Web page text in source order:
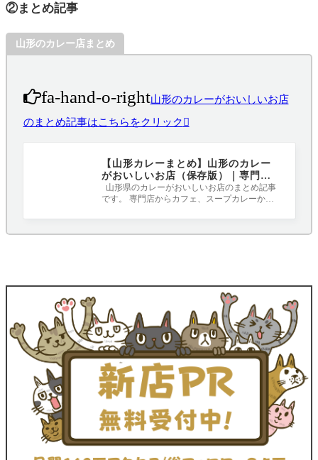
②まとめ記事
山形のカレー店まとめ
fa-hand-o-right山形のカレーがおいしいお店
のまとめ記事はこちらをクリック
【山形カレーまとめ】山形のカレー
がおいしいお店（保存版）｜専門
店、カフェ、定食屋、レストラン
山形県のカレーがおいしいお店のまとめ記事
です。 専門店からカフェ、スープカレーから